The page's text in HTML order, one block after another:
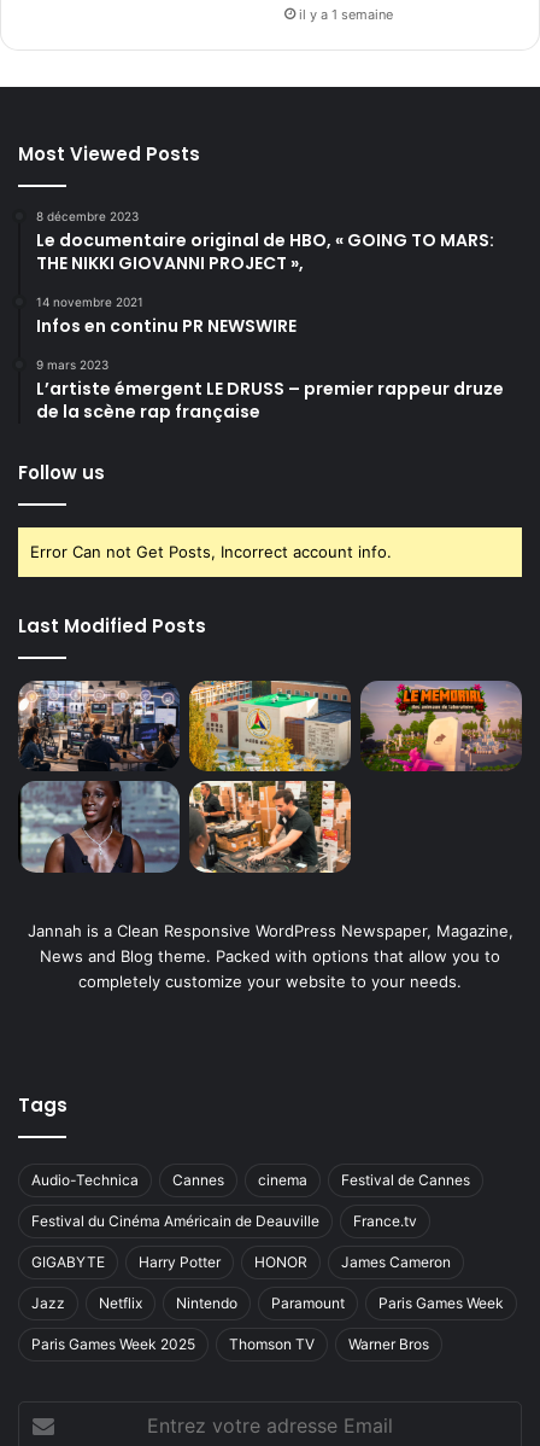
il y a 1 semaine
Most Viewed Posts
8 décembre 2023
Le documentaire original de HBO, « GOING TO MARS:
THE NIKKI GIOVANNI PROJECT »,
14 novembre 2021
Infos en continu PR NEWSWIRE
9 mars 2023
L’artiste émergent LE DRUSS – premier rappeur druze
de la scène rap française
Follow us
Error Can not Get Posts, Incorrect account info.
Last Modified Posts
Jannah is a Clean Responsive WordPress Newspaper, Magazine,
News and Blog theme. Packed with options that allow you to
completely customize your website to your needs.
Tags
Audio-Technica Cannes cinema Festival de Cannes
Festival du Cinéma Américain de Deauville France.tv
GIGABYTE Harry Potter HONOR James Cameron
Jazz Netflix Nintendo Paramount Paris Games Week
Paris Games Week 2025 Thomson TV Warner Bros
votre